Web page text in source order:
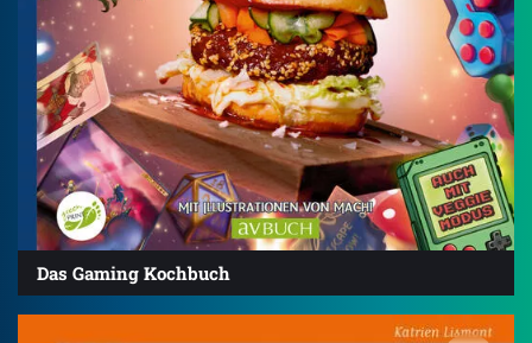
Das Gaming Kochbuch